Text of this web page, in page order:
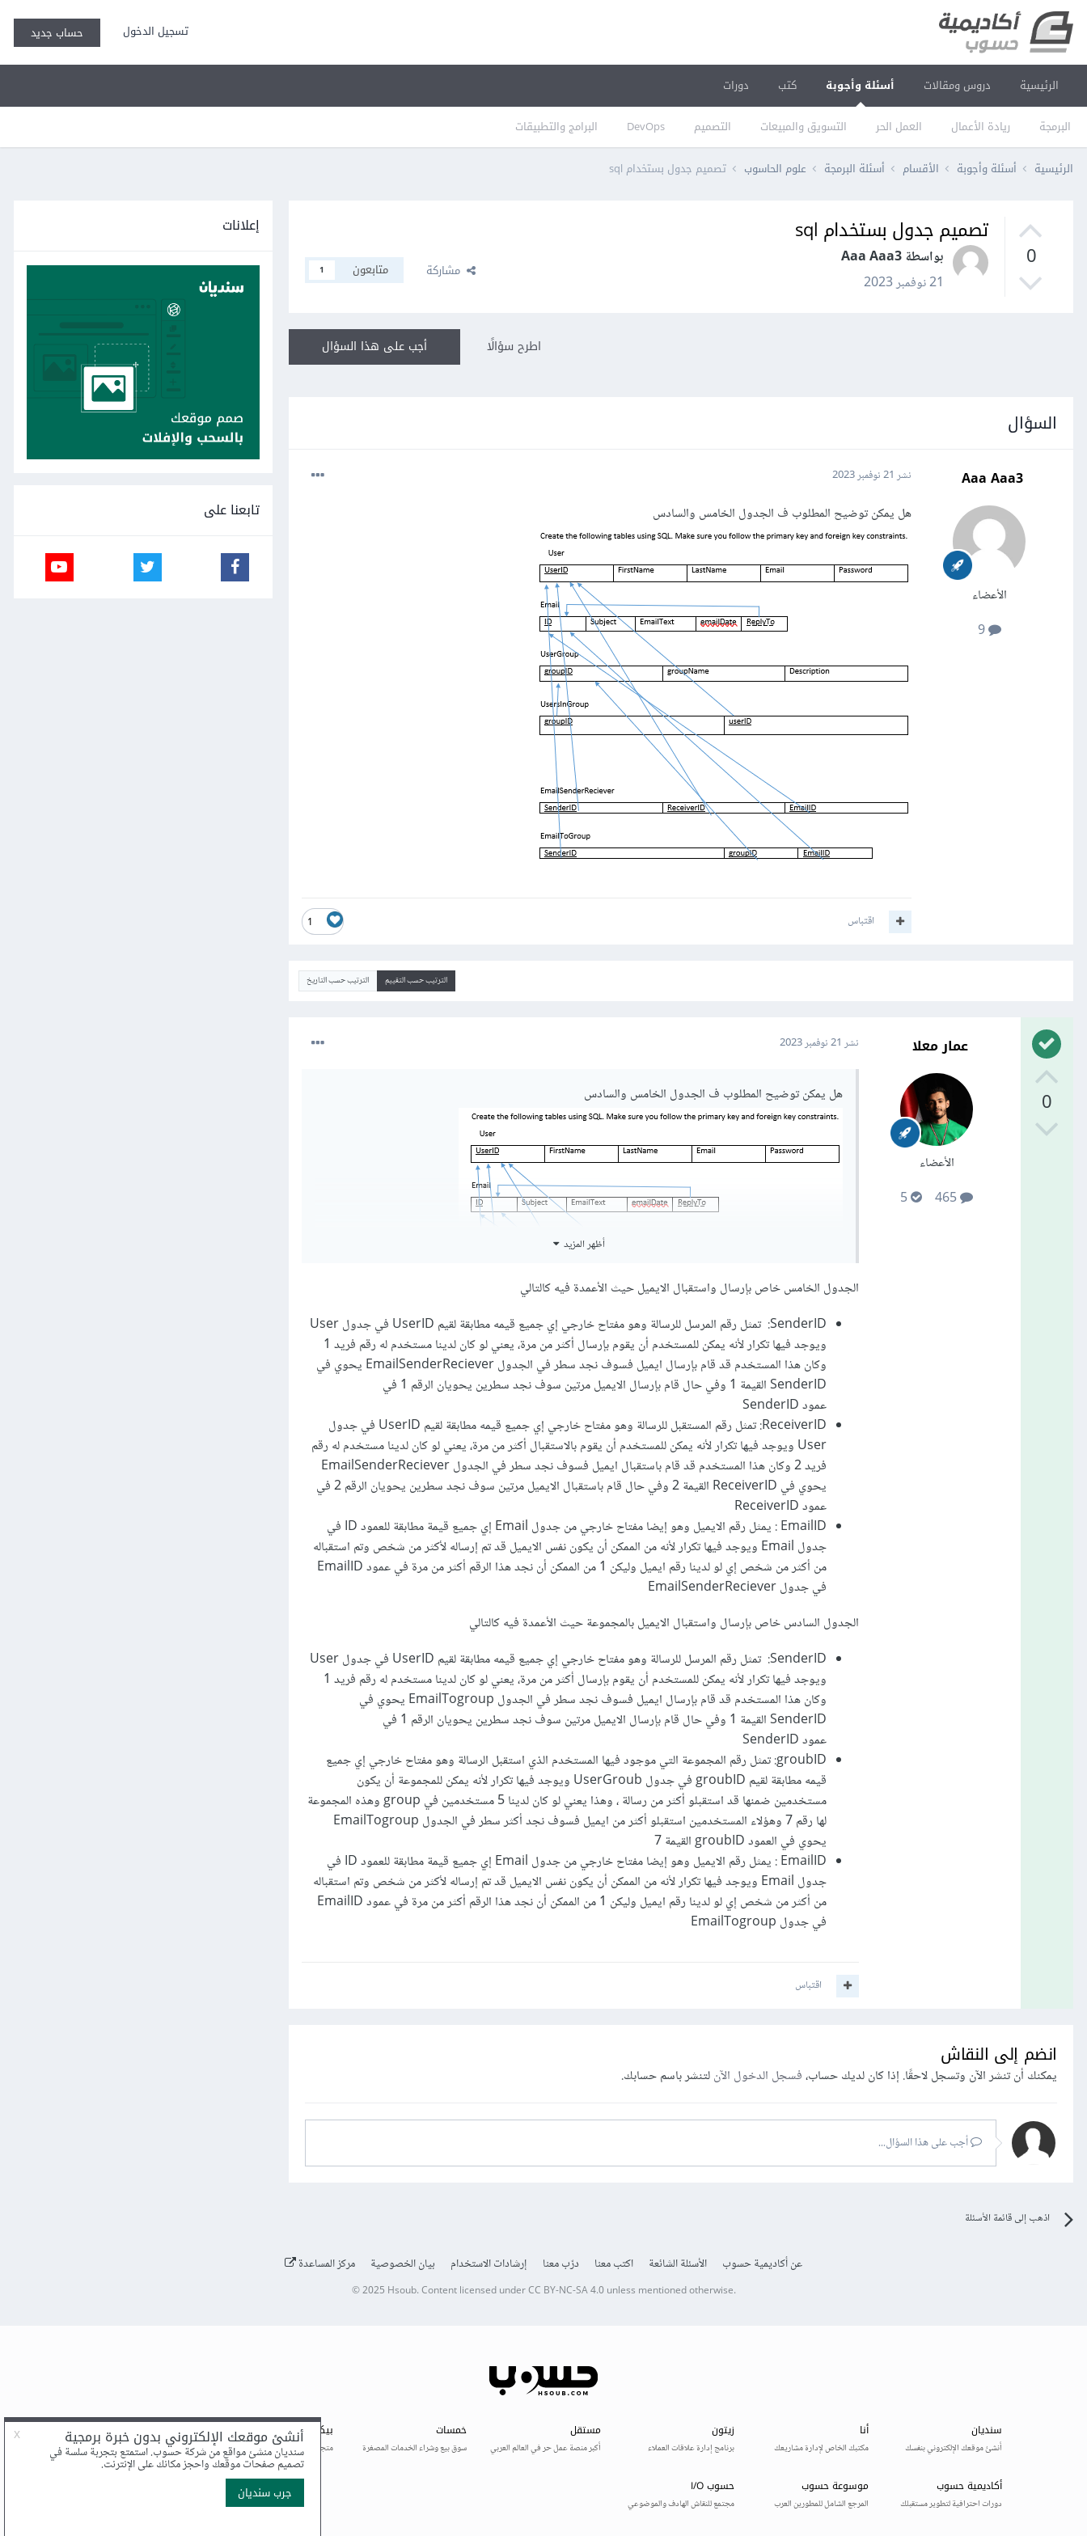
تسجيل الدخول حساب جديد
الرئيسية دروس ومقالات أسئلة وأجوبة
البرمجة ريادة الأعمال العمل الحر التسويق والمبيعات التصميم DevOps البرامج والتطبيقات
كتب دورات
الرئيسية أسئلة وأجوبة الأقسام أسئلة البرمجة علوم الحاسوب تصميم جدول بستخدام sql
0
تصميم جدول بستخدام sql
بواسطة Aaa Aaa3
21 نوفمبر 2023
مشاركة متابعون 1
أجب على هذا السؤال اطرح سؤالًا
السؤال
Aaa Aaa3
الأعضاء
9
نشر 21 نوفمبر 2023
هل يمكن توضيح المطلوب ف الجدول الخامس والسادس
1 اقتباس
الترتيب حسب التقييم الترتيب حسب التاريخ
0
عمار معلا
الأعضاء
نشر 21 نوفمبر 2023
هل يمكن توضيح المطلوب ف الجدول الخامس والسادس
أظهر المزيد
الجدول الخامس خاص بإرسال واستقبال الايميل حيث الأعمدة فيه كالتالي
SenderID: تمثل رقم المرسل للرسالة وهو مفتاح خارجي إي جميع قيمه مطابقة لقيم UserID في جدول User
ويوجد فيها تكرار لأنه يمكن للمستخدم أن يقوم بإرسال أكثر من مرة، يعني لو كان لدينا مستخدم له رقم فريد 1
وكان هذا المستخدم قد قام بإرسال ايميل فسوف نجد سطر في الجدول EmailSenderReciever يحوي في
SenderID القيمة 1 وفي حال قام بإرسال الايميل مرتين سوف نجد سطرين يحويان الرقم 1 في
عمود SenderID
ReceiverID: تمثل رقم المستقبل للرسالة وهو مفتاح خارجي إي جميع قيمه مطابقة لقيم UserID في جدول
User ويوجد فيها تكرار لأنه يمكن للمستخدم أن يقوم بالاستقبال أكثر من مرة، يعني لو كان لدينا مستخدم له رقم
فريد 2 وكان هذا المستخدم قد قام باستقبال ايميل فسوف نجد سطر في الجدول EmailSenderReciever
يحوي في ReceiverID القيمة 2 وفي حال قام باستقبال الايميل مرتين سوف نجد سطرين يحويان الرقم 2 في
عمود ReceiverID
EmailID : يمثل رقم الايميل وهو إيضا مفتاح خارجي من جدول Email إي جميع قيمة مطابقة للعمود ID في
جدول Email ويوجد فيها تكرار لأنه من الممكن أن يكون نفس الايميل قد تم إرساله لأكثر من شخص وتم استقباله
من أكثر من شخص إي لو لدينا رقم ايميل وليكن 1 من الممكن أن نجد هذا الرقم أكثر من مرة في عمود EmailID
في جدول EmailSenderReciever
الجدول السادس خاص بإرسال واستقبال الايميل بالمجموعة حيث الأعمدة فيه كالتالي
SenderID: تمثل رقم المرسل للرسالة وهو مفتاح خارجي إي جميع قيمه مطابقة لقيم UserID في جدول User
ويوجد فيها تكرار لأنه يمكن للمستخدم أن يقوم بإرسال أكثر من مرة، يعني لو كان لدينا مستخدم له رقم فريد 1
وكان هذا المستخدم قد قام بإرسال ايميل فسوف نجد سطر في الجدول EmailTogroup يحوي في
SenderID القيمة 1 وفي حال قام بإرسال الايميل مرتين سوف نجد سطرين يحويان الرقم 1 في
عمود SenderID
groubID: تمثل رقم المجموعة التي موجود فيها المستخدم الذي استقبل الرسالة وهو مفتاح خارجي إي جميع
قيمه مطابقة لقيم groubID في جدول UserGroub ويوجد فيها تكرار لأنه يمكن للمجموعة أن يكون
مستخدمين ضمنها قد استقبلو أكثر من رسالة ، وهذا يعني لو كان لدينا 5 مستخدمين في group وهذه المجموعة
يحوي في العمود groubID القيمة 7
EmailID : يمثل رقم الايميل وهو إيضا مفتاح خارجي من جدول Email إي جميع قيمة مطابقة للعمود ID في
جدول Email ويوجد فيها تكرار لأنه من الممكن أن يكون نفس الايميل قد تم إرساله لأكثر من شخص وتم استقباله
من أكثر من شخص إي لو لدينا رقم ايميل وليكن 1 من الممكن أن نجد هذا الرقم أكثر من مرة في عمود EmailID
في جدول EmailTogroup
اقتباس
انضم إلى النقاش
يمكنك أن تنشر الآن وتسجل لاحقًا. إذا كان لديك حساب،فسجل الدخول الآنلتنشر باسم حسابك.
أجب على هذا السؤال...
اذهب إلى قائمة الأسئلة
إعلانات
تابعنا على
عن أكاديمية حسوب الأسئلة الشائعة اكتب معنا درّب معنا إرشادات الاستخدام بيان الخصوصية مركز المساعدة
© 2025 Hsoub.Content licensed underCC BY-NC-SA 4.0unless mentioned otherwise.